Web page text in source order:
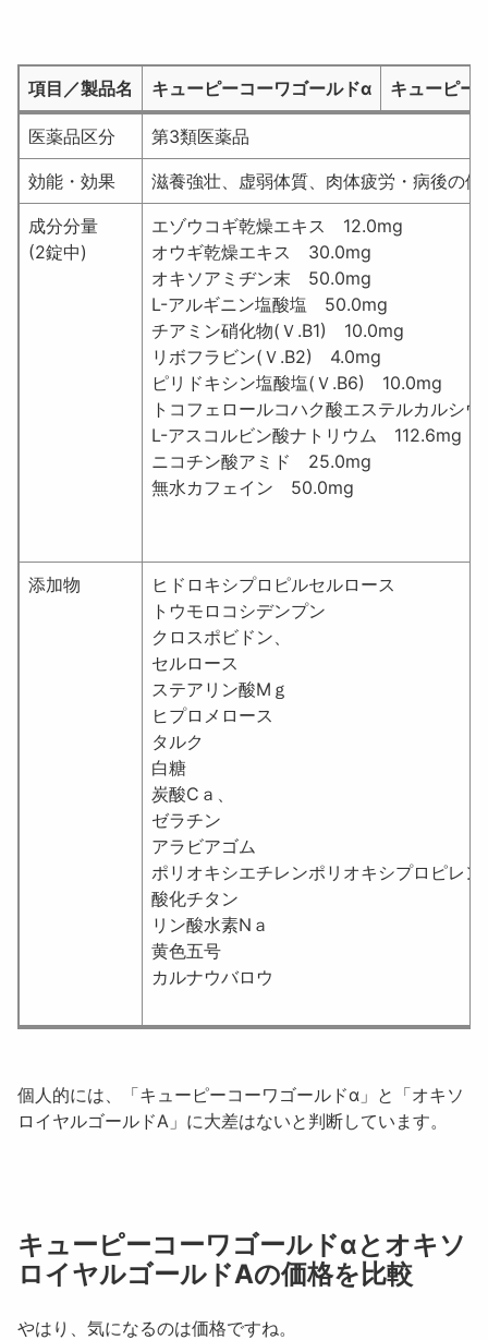
項目／製品名 キューピーコーワゴールドα
キューピー
項目／製品名
医薬品区分 第3類医薬品
効能・効果 滋養強壮、虚弱体質、肉体疲労・病後の
成分分量
(2錠中)
エゾウコギ乾燥エキス 12.0mg
オウギ乾燥エキス 30.0mg
オキソアミヂン末 50.0mg
L-アルギニン塩酸塩 50.0mg
チアミン硝化物(Ｖ.B1) 10.0mg
リボフラビン(Ｖ.B2) 4.0mg
ピリドキシン塩酸塩(Ｖ.B6) 10.0mg
トコフェロールコハク酸エステルカルシ
L-アスコルビン酸ナトリウム 112.6mg
ニコチン酸アミド 25.0mg
無水カフェイン 50.0mg
添加物
ヒドロキシプロピルセルロース
トウモロコシデンプン
クロスポビドン、
セルロース
ステアリン酸Mｇ
ヒプロメロース
タルク
白糖
炭酸Cａ、
ゼラチン
アラビアゴム
ポリオキシエチレンポリオキシプロピレ
酸化チタン
リン酸水素Nａ
黄色五号
カルナウバロウ
個人的には、「キューピーコーワゴールドα」と「オキソ
ロイヤルゴールドA」に大差はないと判断しています。
キューピーコーワゴールドαとオキソ
ロイヤルゴールドAの価格を比較
やはり、気になるのは価格ですね。